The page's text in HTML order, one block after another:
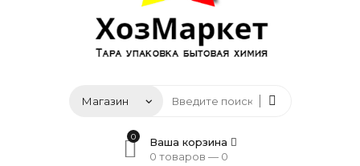
0
Ваша корзина
0 товаров — 0